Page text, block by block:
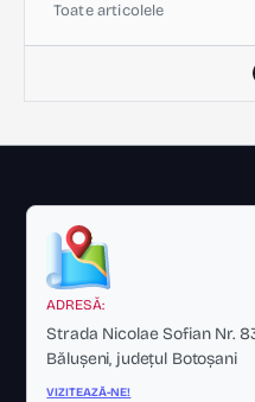
Toate articolele
ADRESĂ:
Strada Nicolae Sofian Nr.
Bălușeni, județul Botoșani
VIZITEAZĂ-NE!